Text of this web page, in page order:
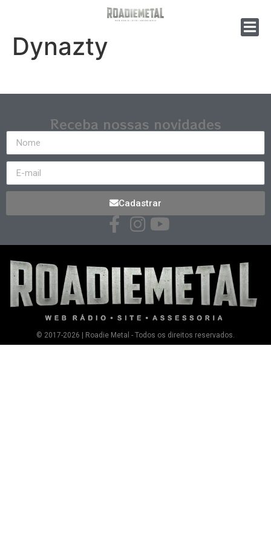
Dynazty
Receba nossas novidades
Cadastrar
© 2017-2026 | Roadie Metal - Todos os direitos reservados.